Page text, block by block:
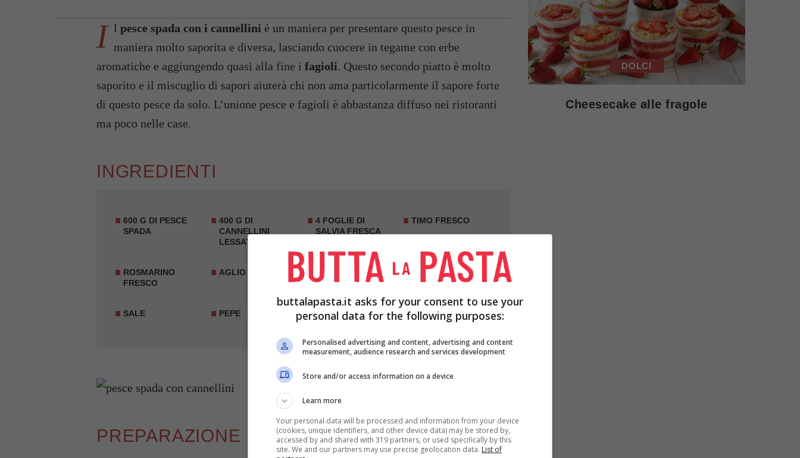
I l pesce spada con i cannellini è un maniera per presentare questo pesce in
maniera molto saporita e diversa, lasciando cuocere in tegame con erbe
aromatiche e aggiungendo quasi alla fine i fagioli. Questo secondo piatto è molto
saporito e il miscuglio di sapori aiuterà chi non ama particolarmente il sapore forte
di questo pesce da solo. L’unione pesce e fagioli è abbastanza diffuso nei ristoranti
ma poco nelle case.
INGREDIENTI
600 G DI PESCE
SPADA
400 G DI
CANNELLINI
LESSATI
4 FOGLIE DI
SALVIA FRESCA
TIMO FRESCO
ROSMARINO
FRESCO
AGLIO BRODO VEGETALE PEPERONCINO
SALE PEPE
PREPARAZIONE
DOLCI
Cheesecake alle fragole
buttalapasta.it asks for your consent to use your
personal data for the following purposes:
Personalised advertising and content, advertising and content
measurement, audience research and services development
Store and/or access information on a device
Learn more
Your personal data will be processed and information from your device
(cookies, unique identifiers, and other device data) may be stored by,
accessed by and shared with 319 partners, or used specifically by this
site. We and our partners may use precise geolocation data. List of